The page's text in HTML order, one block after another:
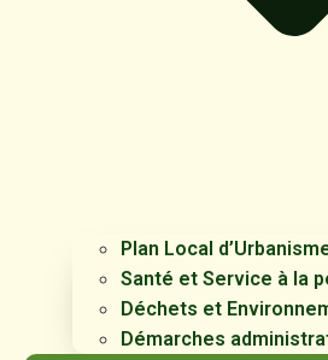
Plan Local
Santé et Service à la
Déchets et
Démarches